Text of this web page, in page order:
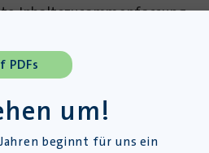
Inhaltszusammenfassung
PDFs
um!
beginnt für uns ein